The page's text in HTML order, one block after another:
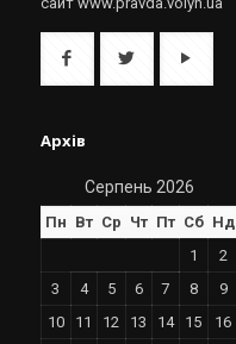
Архів
Серпень 2026
Пн Вт Ср Чт Пт Сб Нд
1
2
3
4 5 6 7 8
9
10
11 12 13 14 15
16